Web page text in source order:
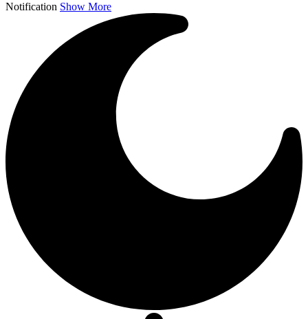
Notification Show More